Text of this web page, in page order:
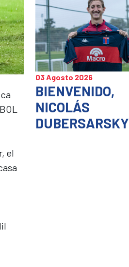
el
03 Agosto 2026
BIENVENIDO,
NICOLÁS
DUBERSARSKY